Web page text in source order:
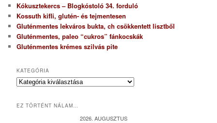
Kókusztekercs – Blogkóstoló 34. forduló
Kossuth kifli, glutén- és tejmentesen
Gluténmentes lekváros bukta, ch csökkentett lisztből
Gluténmentes, paleo “cukros” fánkocskák
Gluténmentes krémes szilvás pite
KATEGÓRIA
K
e
EZ TÖRTÉNT NÁLAM…
2026. AUGUSZTUS